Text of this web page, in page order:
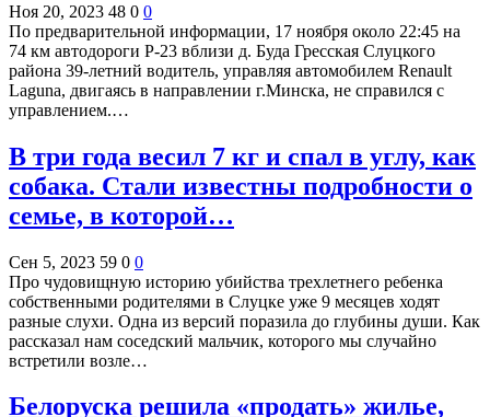
Ноя 20, 2023 48 0 0
По предварительной информации, 17 ноября около 22:45 на
74 км автодороги Р-23 вблизи д. Буда Гресская Слуцкого
района 39-летний водитель, управляя автомобилем Renault
Laguna, двигаясь в направлении г.Минска, не справился с
управлением.…
В три года весил 7 кг и спал в углу, как
собака. Стали известны подробности о
семье, в которой…
Сен 5, 2023 59 0 0
Про чудовищную историю убийства трехлетнего ребенка
собственными родителями в Слуцке уже 9 месяцев ходят
разные слухи. Одна из версий поразила до глубины души. Как
рассказал нам соседский мальчик, которого мы случайно
встретили возле…
Белоруска решила «продать» жилье,